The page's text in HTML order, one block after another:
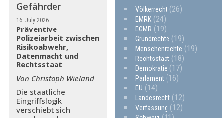
Gefährder
16. July 2026
Präventive
Polizeiarbeit zwischen
Risikoabwehr,
Datenmacht und
Rechtsstaat
Von Christoph Wieland
Die staatliche
Eingriffslogik
verschiebt sich
Völkerrecht (26)
EMRK (24)
EGMR (19)
Grundrechte (19)
Menschenrechte (19)
Rechtsstaat (18)
Demokratie (17)
Parlament (16)
EU (14)
Landesrecht (12)
Verfassung (12)